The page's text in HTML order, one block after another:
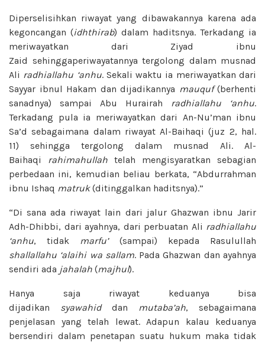
Diperselisihkan riwayat yang dibawakannya karena ada
kegoncangan (idhthirab) dalam haditsnya. Terkadang ia
meriwayatkan dari Ziyad ibnu
Zaid sehinggaperiwayatannya tergolong dalam musnad
Ali radhiallahu ‘anhu. Sekali waktu ia meriwayatkan dari
Sayyar ibnul Hakam dan dijadikannya mauquf(berhenti
sanadnya) sampai Abu Hurairah
radhiallahu ‘anhu.
Terkadang pula ia meriwayatkan dari An-Nu’man ibnu
Sa’d sebagaimana dalam riwayat Al-Baihaqi (juz 2, hal.
11) sehingga tergolong dalam musnad Ali. Al-
Baihaqi
rahimahullah telah mengisyaratkan sebagian
perbedaan ini, kemudian beliau berkata, “Abdurrahman
ibnu Ishaq matruk(ditinggalkan haditsnya).”
“Di sana ada riwayat lain dari jalur Ghazwan ibnu Jarir
Adh-Dhibbi, dari ayahnya, dari perbuatan Ali radhiallahu
‘anhu, tidak marfu’ (sampai) kepada Rasulullah
shallallahu ‘alaihi wa sallam. Pada Ghazwan dan ayahnya
sendiri ada jahalah (majhul).
Hanya saja riwayat keduanya bisa
dijadikan syawahiddan mutaba’ah, sebagaimana
penjelasan yang telah lewat. Adapun kalau keduanya
bersendiri dalam penetapan suatu hukum maka tidak